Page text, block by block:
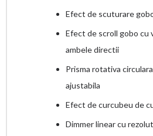
Efect de scuturare
Efect de scroll gobo cu
ambele directii
Prisma rotativa
ajustabila
Efect de curcubeu de
Dimmer linear cu